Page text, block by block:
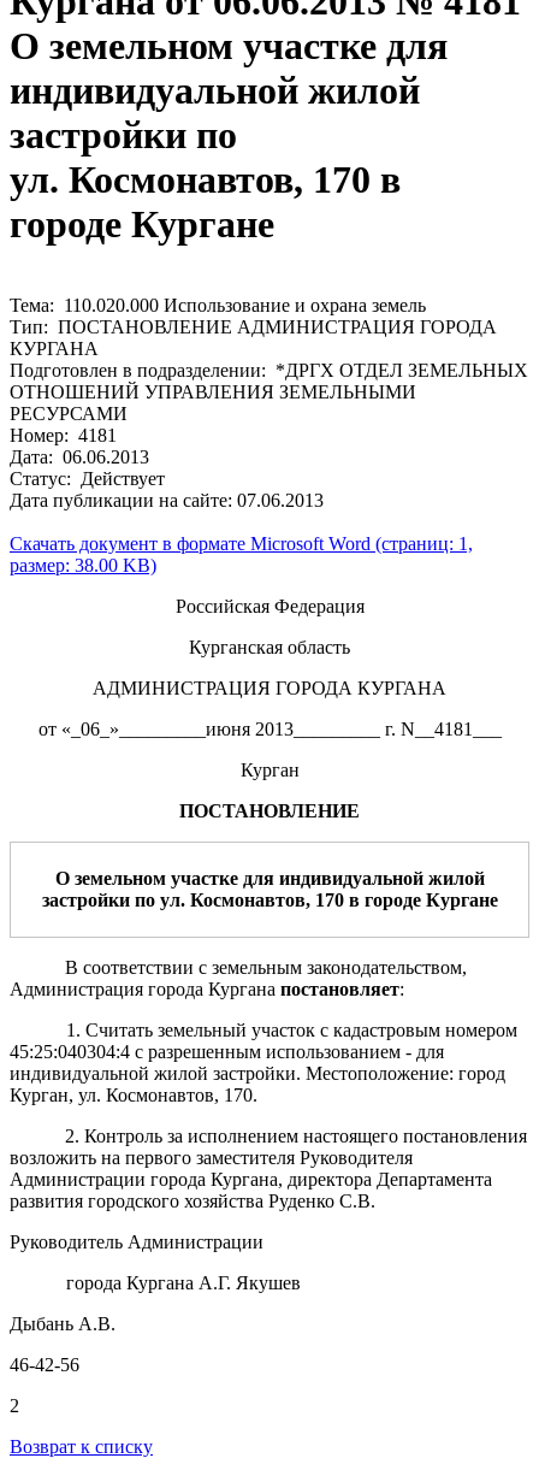
О земельном участке для
индивидуальной жилой
застройки по
ул. Космонавтов, 170 в
городе Кургане
Тема: 110.020.000 Использование и охрана земель
Тип: ПОСТАНОВЛЕНИЕ АДМИНИСТРАЦИЯ ГОРОДА
КУРГАНА
Подготовлен в подразделении: *ДРГХ ОТДЕЛ ЗЕМЕЛЬНЫХ
ОТНОШЕНИЙ УПРАВЛЕНИЯ ЗЕМЕЛЬНЫМИ
РЕСУРСАМИ
Номер: 4181
Дата: 06.06.2013
Статус: Действует
Дата публикации на сайте: 07.06.2013
Скачать документ в формате Microsoft Word (страниц: 1,
размер: 38.00 KB)
Российская Федерация
Курганская область
АДМИНИСТРАЦИЯ ГОРОДА КУРГАНА
от «_06_»_________июня 2013_________ г. N__4181___
Курган
ПОСТАНОВЛЕНИЕ
О земельном участке для индивидуальной жилой
застройкипо ул. Космонавтов, 170 в городеКургане
В соответствии с земельным законодательством,
Администрация города Кургана постановляет:
1. Считать земельный участок с кадастровым номером
45:25:040304:4 с разрешенным использованием - для
индивидуальной жилой застройки. Местоположение: город
Курган, ул. Космонавтов, 170.
2. Контроль за исполнением настоящего постановления
возложить на первого заместителя Руководителя
Администрации города Кургана, директора Департамента
развития городского хозяйства Руденко С.В.
Руководитель Администрации
города Кургана А.Г. Якушев
Дыбань А.В.
46-42-56
2
Возврат к списку